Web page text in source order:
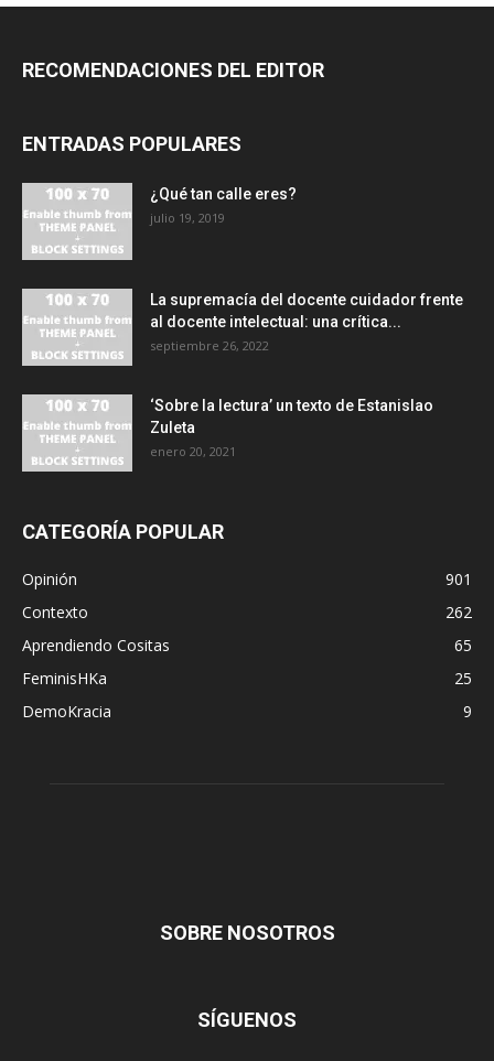
RECOMENDACIONES DEL EDITOR
ENTRADAS POPULARES
¿Qué tan calle eres?
julio 19, 2019
La supremacía del docente cuidador frente
al docente intelectual: una crítica...
septiembre 26, 2022
‘Sobre la lectura’ un texto de Estanislao
Zuleta
enero 20, 2021
CATEGORÍA POPULAR
Opinión
901
Contexto
262
Aprendiendo Cositas
65
FeminisHKa
25
DemoKracia
9
SOBRE NOSOTROS
SÍGUENOS